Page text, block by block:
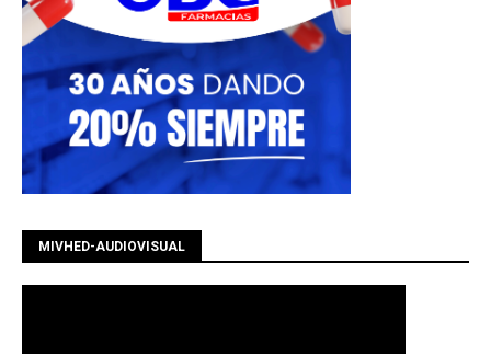
MIVHED-AUDIOVISUAL